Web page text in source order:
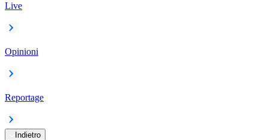
Live
Opinioni
Reportage
Indietro